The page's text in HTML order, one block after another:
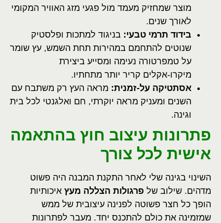
מוצר שמחזיק מעמד מול פגעי מזג האוויר המקומי
לאורך שנים.
בידוד תרמי טבעי: בניגוד למתכות ופלסטיק
שנוטים להתחמם במהירות תחת השמש, עץ שומר
על טמפרטורה נעימה ומסייע ביצירת
מיקרו-אקלים קריר יותר מתחתיו.
אסתטיקה על-זמנית: מראה העץ רק משתבח עם
השנים ומעניק מראה יוקרתי, חם ואלגנטי לכל בית
וגינה.
פתרונות עיצוב חוץ בהתאמה
אישית לכל צורך
השינוי בגינה שלי לאחר התקנת המבנה היה פשוט
מדהים. שילוב של פרגולות הצללה מעץ איכותיות
הופך כל חצר פשוטה לפנינה עיצובית של ממש
שמזמינה את כולם להתכנס יחד. מעבר לפתרונות